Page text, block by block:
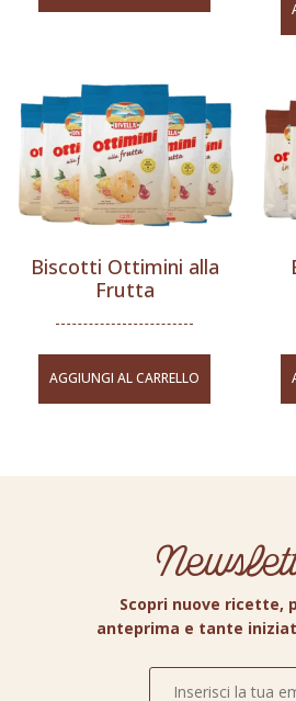
Biscotti Ottimini alla
Frutta
AGGIUNGI AL CARRELLO
Scopri nuove ricette,
anteprima e tante